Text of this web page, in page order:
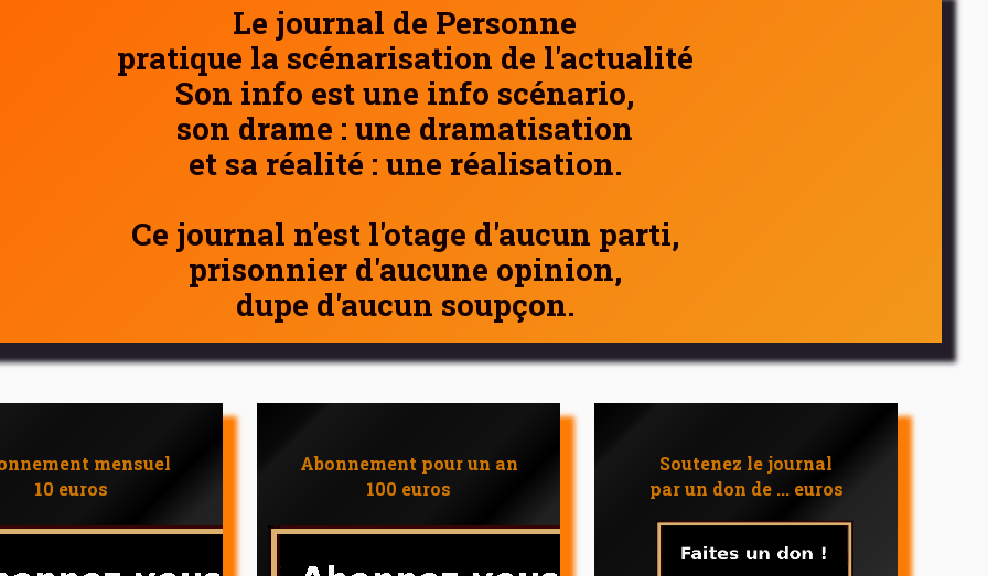
Le journal de Personne
pratique la scénarisation de l'actualité
Son info est une info scénario,
son drame : une dramatisation
et sa réalité : une réalisation.
Ce journal n'est l'otage d'aucun parti,
prisonnier d'aucune opinion,
dupe d'aucun soupçon.
mensuel
10 euros
Abonnement pour un an
100 euros
Soutenez le journal
par un don de ... euros